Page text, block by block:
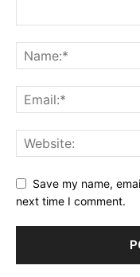
Save my name,
next time I comment.